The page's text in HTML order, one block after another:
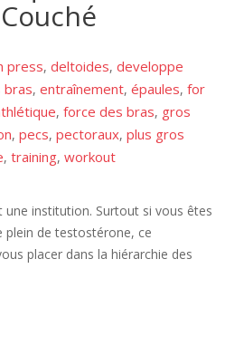
press,deltoides,developpe
bras,entraînement,épaules,for
,force des bras, gros
,pecs,pectoraux,plus gros
,training,workout
une institution. Surtout si vous êtes
plein de testostérone, ce
placer dans la hiérarchie des